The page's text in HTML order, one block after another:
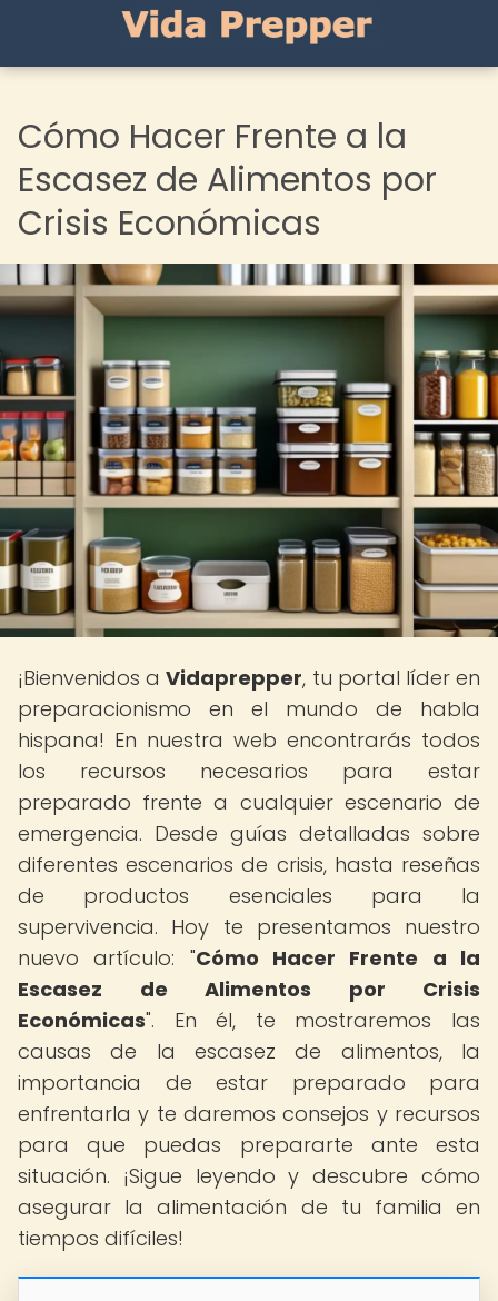
Cómo Hacer Frente a la
Escasez de Alimentos por
Crisis Económicas
¡Bienvenidos aVidaprepper, tu portal líder en
preparacionismo en el mundo de habla
hispana! En nuestra web encontrarás todos
los recursos necesarios para estar
preparado frente a cualquier escenario de
emergencia. Desde guías detalladas sobre
diferentes escenarios de crisis, hasta reseñas
de productos esenciales para la
supervivencia. Hoy te presentamos nuestro
nuevo artículo: "Cómo Hacer Frente a la
Escasez de Alimentos por Crisis
Económicas". En él, te mostraremos las
causas de la escasez de alimentos, la
importancia de estar preparado para
enfrentarla y te daremos consejos y recursos
para que puedas prepararte ante esta
situación. ¡Sigue leyendo y descubre cómo
asegurar la alimentación de tu familia en
tiempos difíciles!